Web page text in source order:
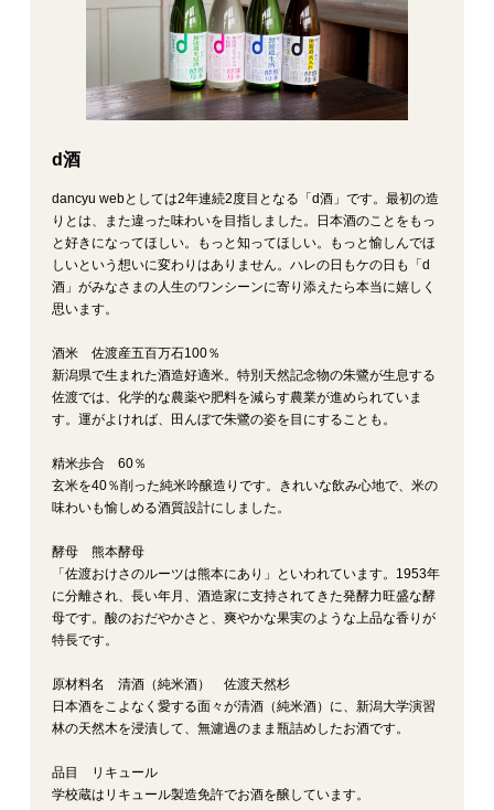
d酒
dancyu webとしては2年連続2度目となる「d酒」です。最初の造
りとは、また違った味わいを目指しました。日本酒のことをもっ
と好きになってほしい。もっと知ってほしい。もっと愉しんでほ
しいという想いに変わりはありません。ハレの日もケの日も「d
酒」がみなさまの人生のワンシーンに寄り添えたら本当に嬉しく
思います。
酒米 佐渡産五百万石100％
新潟県で生まれた酒造好適米。特別天然記念物の朱鷺が生息する
佐渡では、化学的な農薬や肥料を減らす農業が進められていま
す。運がよければ、田んぼで朱鷺の姿を目にすることも。
精米歩合 60％
玄米を40％削った純米吟醸造りです。きれいな飲み心地で、米の
味わいも愉しめる酒質設計にしました。
酵母 熊本酵母
「佐渡おけさのルーツは熊本にあり」といわれています。1953年
に分離され、長い年月、酒造家に支持されてきた発酵力旺盛な酵
母です。酸のおだやかさと、爽やかな果実のような上品な香りが
特長です。
原材料名 清酒（純米酒） 佐渡天然杉
日本酒をこよなく愛する面々が清酒（純米酒）に、新潟大学演習
林の天然木を浸漬して、無濾過のまま瓶詰めしたお酒です。
品目 リキュール
学校蔵はリキュール製造免許でお酒を醸しています。